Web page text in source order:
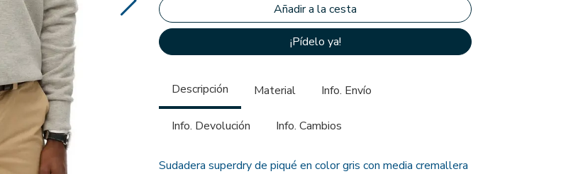
¡Pídelo ya!
Descripción Material Info. Envío
Info. Devolución Info. Cambios
Sudadera superdry de piqué en color gris con media cremallera